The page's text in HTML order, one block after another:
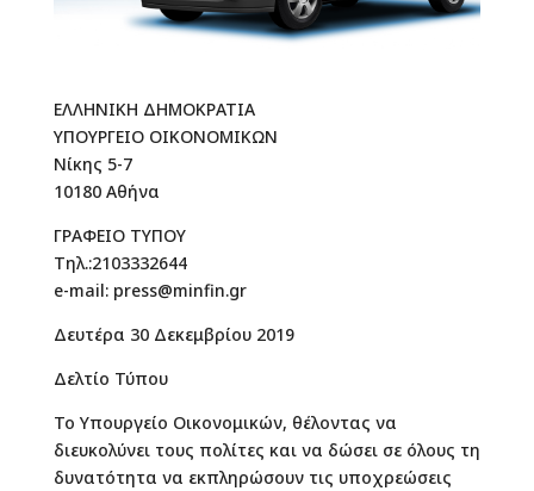
ΕΛΛΗΝΙΚΗ ΔΗΜΟΚΡΑΤΙΑ
ΥΠΟΥΡΓΕΙΟ ΟΙΚΟΝΟΜΙΚΩΝ
Νίκης 5-7
10180 Αθήνα
ΓΡΑΦΕΙΟ ΤΥΠΟΥ
Τηλ.:2103332644
e-mail: press@minfin.gr
Δευτέρα 30 Δεκεμβρίου 2019
Δελτίο Τύπου
Το Υπουργείο Οικονομικών, θέλοντας να
διευκολύνει τους πολίτες και να δώσει σε όλους τη
δυνατότητα να εκπληρώσουν τις υποχρεώσεις